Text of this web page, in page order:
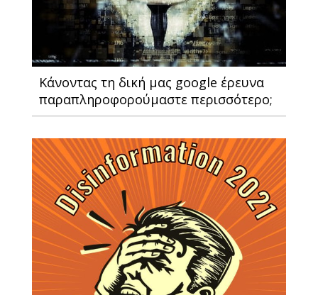
Κάνοντας τη δική μας google έρευνα
παραπληροφορούμαστε περισσότερο;